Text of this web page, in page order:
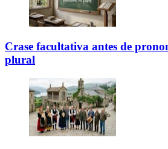
Crase facultativa antes de
plural